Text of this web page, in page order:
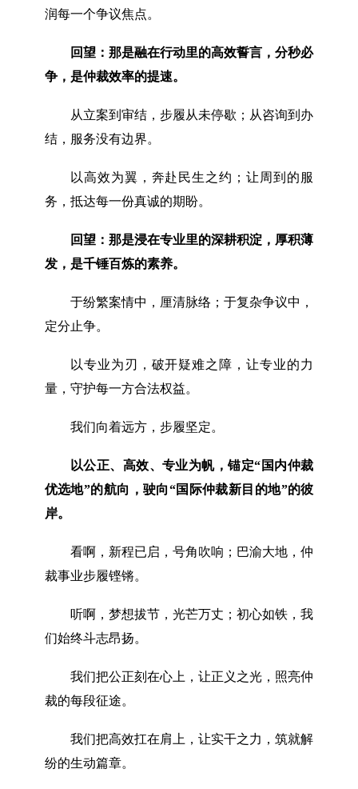
润每一个争议焦点。
回望：那是融在行动里的高效誓言，分秒必
争，是仲裁效率的提速。
从立案到审结，步履从未停歇；从咨询到办
结，服务没有边界。
以高效为翼，奔赴民生之约；让周到的服
务，抵达每一份真诚的期盼。
回望：那是浸在专业里的深耕积淀，厚积薄
发，是千锤百炼的素养。
于纷繁案情中，厘清脉络；于复杂争议中，
定分止争。
以专业为刃，破开疑难之障，让专业的力
量，守护每一方合法权益。
我们向着远方，步履坚定。
以公正、高效、专业为帆，锚定“国内仲裁
优选地”的航向，驶向“国际仲裁新目的地”的彼
岸。
看啊，新程已启，号角吹响；巴渝大地，仲
裁事业步履铿锵。
听啊，梦想拔节，光芒万丈；初心如铁，我
们始终斗志昂扬。
我们把公正刻在心上，让正义之光，照亮仲
裁的每段征途。
我们把高效扛在肩上，让实干之力，筑就解
纷的生动篇章。